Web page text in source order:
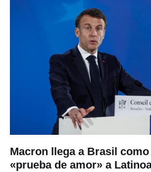
Macron llega a Brasil
«prueba de amor» a